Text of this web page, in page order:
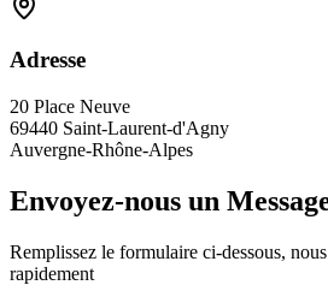
Adresse
20 Place Neuve
69440 Saint-Laurent-d'Agny
Auvergne-Rhône-Alpes
Envoyez-nous un
Remplissez le formulaire ci-dessous,
rapidement